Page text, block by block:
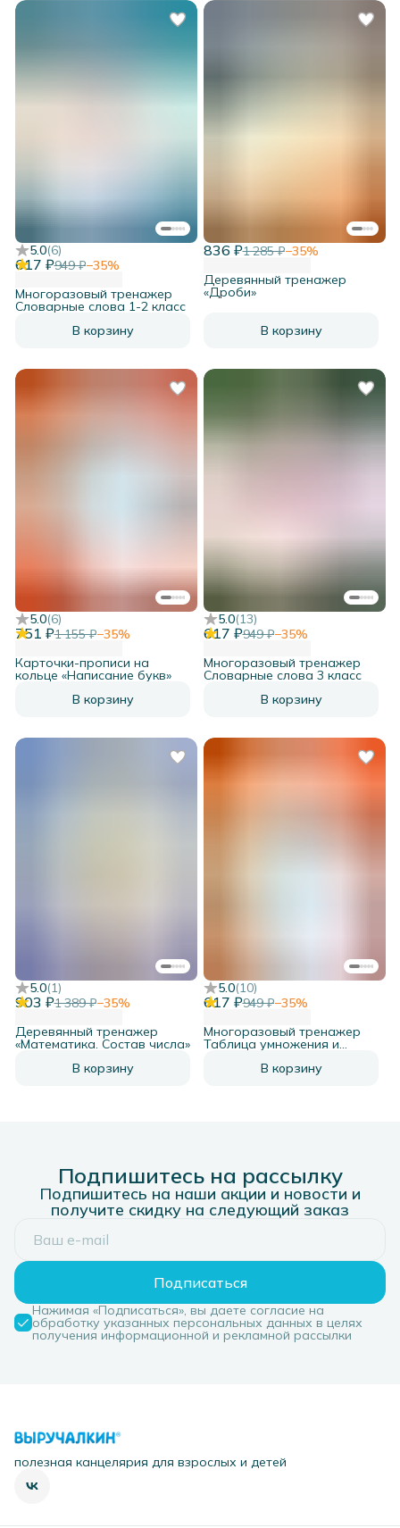
5.0(6)
617 ₽949 ₽−35%
Многоразовый тренажер
Словарные слова 1-2 класс
В корзину
836 ₽1 285 ₽−35%
Деревянный тренажер
«Дроби»
В корзину
5.0(6)
751 ₽1 155 ₽−35%
Карточки-прописи на
кольце «Написание букв»
В корзину
5.0(13)
617 ₽949 ₽−35%
Многоразовый тренажер
Словарные слова 3 класс
В корзину
5.0(1)
903 ₽1 389 ₽−35%
Деревянный тренажер
«Математика. Состав числа»
В корзину
5.0(10)
617 ₽949 ₽−35%
Многоразовый тренажер
Таблица умножения и
В корзину
Подпишитесь на рассылку
Подпишитесь на наши акции и новости и
получите скидку на следующий заказ
Подписаться
Нажимая «Подписаться», вы даете согласие на
обработку указанных персональных данных в целях
получения информационной и рекламной рассылки
полезная канцелярия для взрослых и детей